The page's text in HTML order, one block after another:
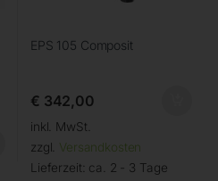
EPS 105 Composit
€ 342,00
inkl. MwSt.
zzgl. Versandkosten
Lieferzeit: ca. 2 - 3 Tage